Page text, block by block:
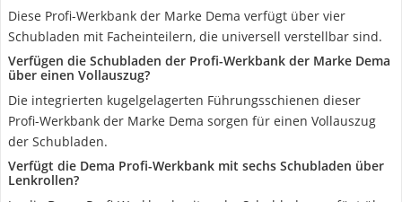
Diese Profi-Werkbank der Marke Dema verfügt über vier
Schubladen mit Facheinteilern, die universell verstellbar sind.
Verfügen die Schubladen der Profi-Werkbank der Marke Dema
über einen Vollauszug?
Die integrierten kugelgelagerten Führungsschienen dieser
Profi-Werkbank der Marke Dema sorgen für einen Vollauszug
der Schubladen.
Verfügt die Dema Profi-Werkbank mit sechs Schubladen über
Lenkrollen?